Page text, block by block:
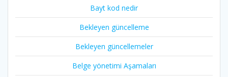
Bayt kod nedir
Bekleyen güncelleme
Bekleyen güncellemeler
Belge yönetimi Aşamaları